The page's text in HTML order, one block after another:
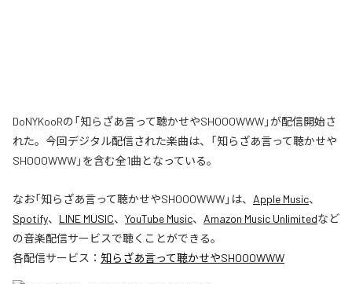
DoNYKooRの「知らざあ言って聴かせやSHOOOWWW」が配信開始さ
れた。今回デジタル配信された楽曲は、「知らざあ言って聴かせや
SHOOOWWW」を含む全1曲となっている。
なお「知らざあ言って聴かせやSHOOOWWW」は、 Apple Music、
Spotify、 LINE MUSIC、 YouTube Music、 Amazon Music Unlimitedなど
の音楽配信サービスで聴くことができる。
各配信サービス： 知らざあ言って聴かせやSHOOOWWW